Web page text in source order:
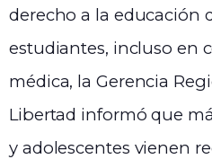
derecho a la educación
estudiantes, incluso en
médica, la Gerencia
Libertad informó que
y adolescentes vienen